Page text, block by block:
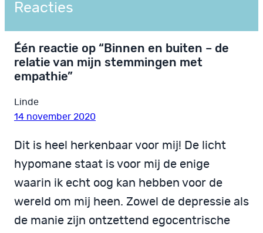
Reacties
Één reactie op “Binnen en buiten – de
relatie van mijn stemmingen met
empathie”
Linde
14 november 2020
Dit is heel herkenbaar voor mij! De licht
hypomane staat is voor mij de enige
waarin ik echt oog kan hebben voor de
wereld om mij heen. Zowel de depressie als
de manie zijn ontzettend egocentrische